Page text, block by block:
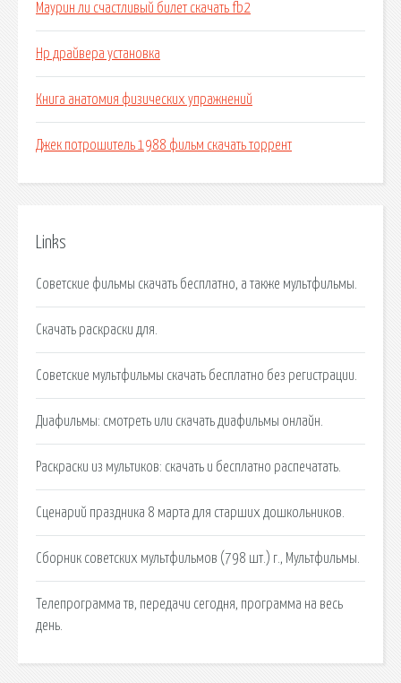
Маурин ли счастливый билет скачать fb2
Hp драйвера установка
Книга анатомия физических упражнений
Джек потрошитель 1988 фильм скачать торрент
Links
Советские фильмы скачать бесплатно, а также мультфильмы.
Скачать раскраски для.
Советские мультфильмы скачать бесплатно без регистрации.
Диафильмы: смотреть или скачать диафильмы онлайн.
Раскраски из мультиков: скачать и бесплатно распечатать.
Сценарий праздника 8 марта для старших дошкольников.
Сборник советских мультфильмов (798 шт.) г., Мультфильмы.
Телепрограмма тв, передачи сегодня, программа на весь
день.